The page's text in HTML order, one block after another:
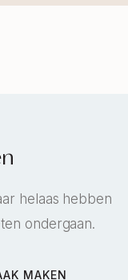
helaas hebben
ondergaan.
MAKEN